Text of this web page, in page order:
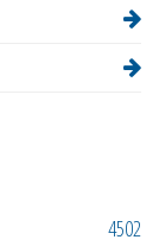
4502